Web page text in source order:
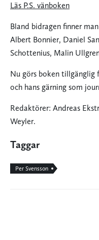
Läs P.S. vänboken
Bland bidragen finner
Albert Bonnier, Daniel
Schottenius, Malin
Nu görs boken tillgänglig
och hans gärning som
Redaktörer: Andreas
Weyler.
Taggar
Per Svensson